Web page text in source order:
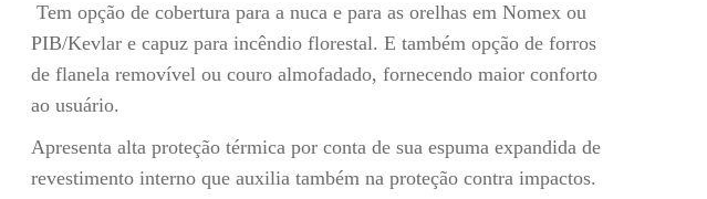
Tem opção de cobertura para a nuca e para as orelhas em Nomex ou
PIB/Kevlar e capuz para incêndio florestal. E também opção de forros
de flanela removível ou couro almofadado, fornecendo maior conforto
ao usuário.
Apresenta alta proteção térmica por conta de sua espuma expandida de
revestimento interno que auxilia também na proteção contra impactos.